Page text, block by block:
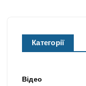
Категорії
Відео